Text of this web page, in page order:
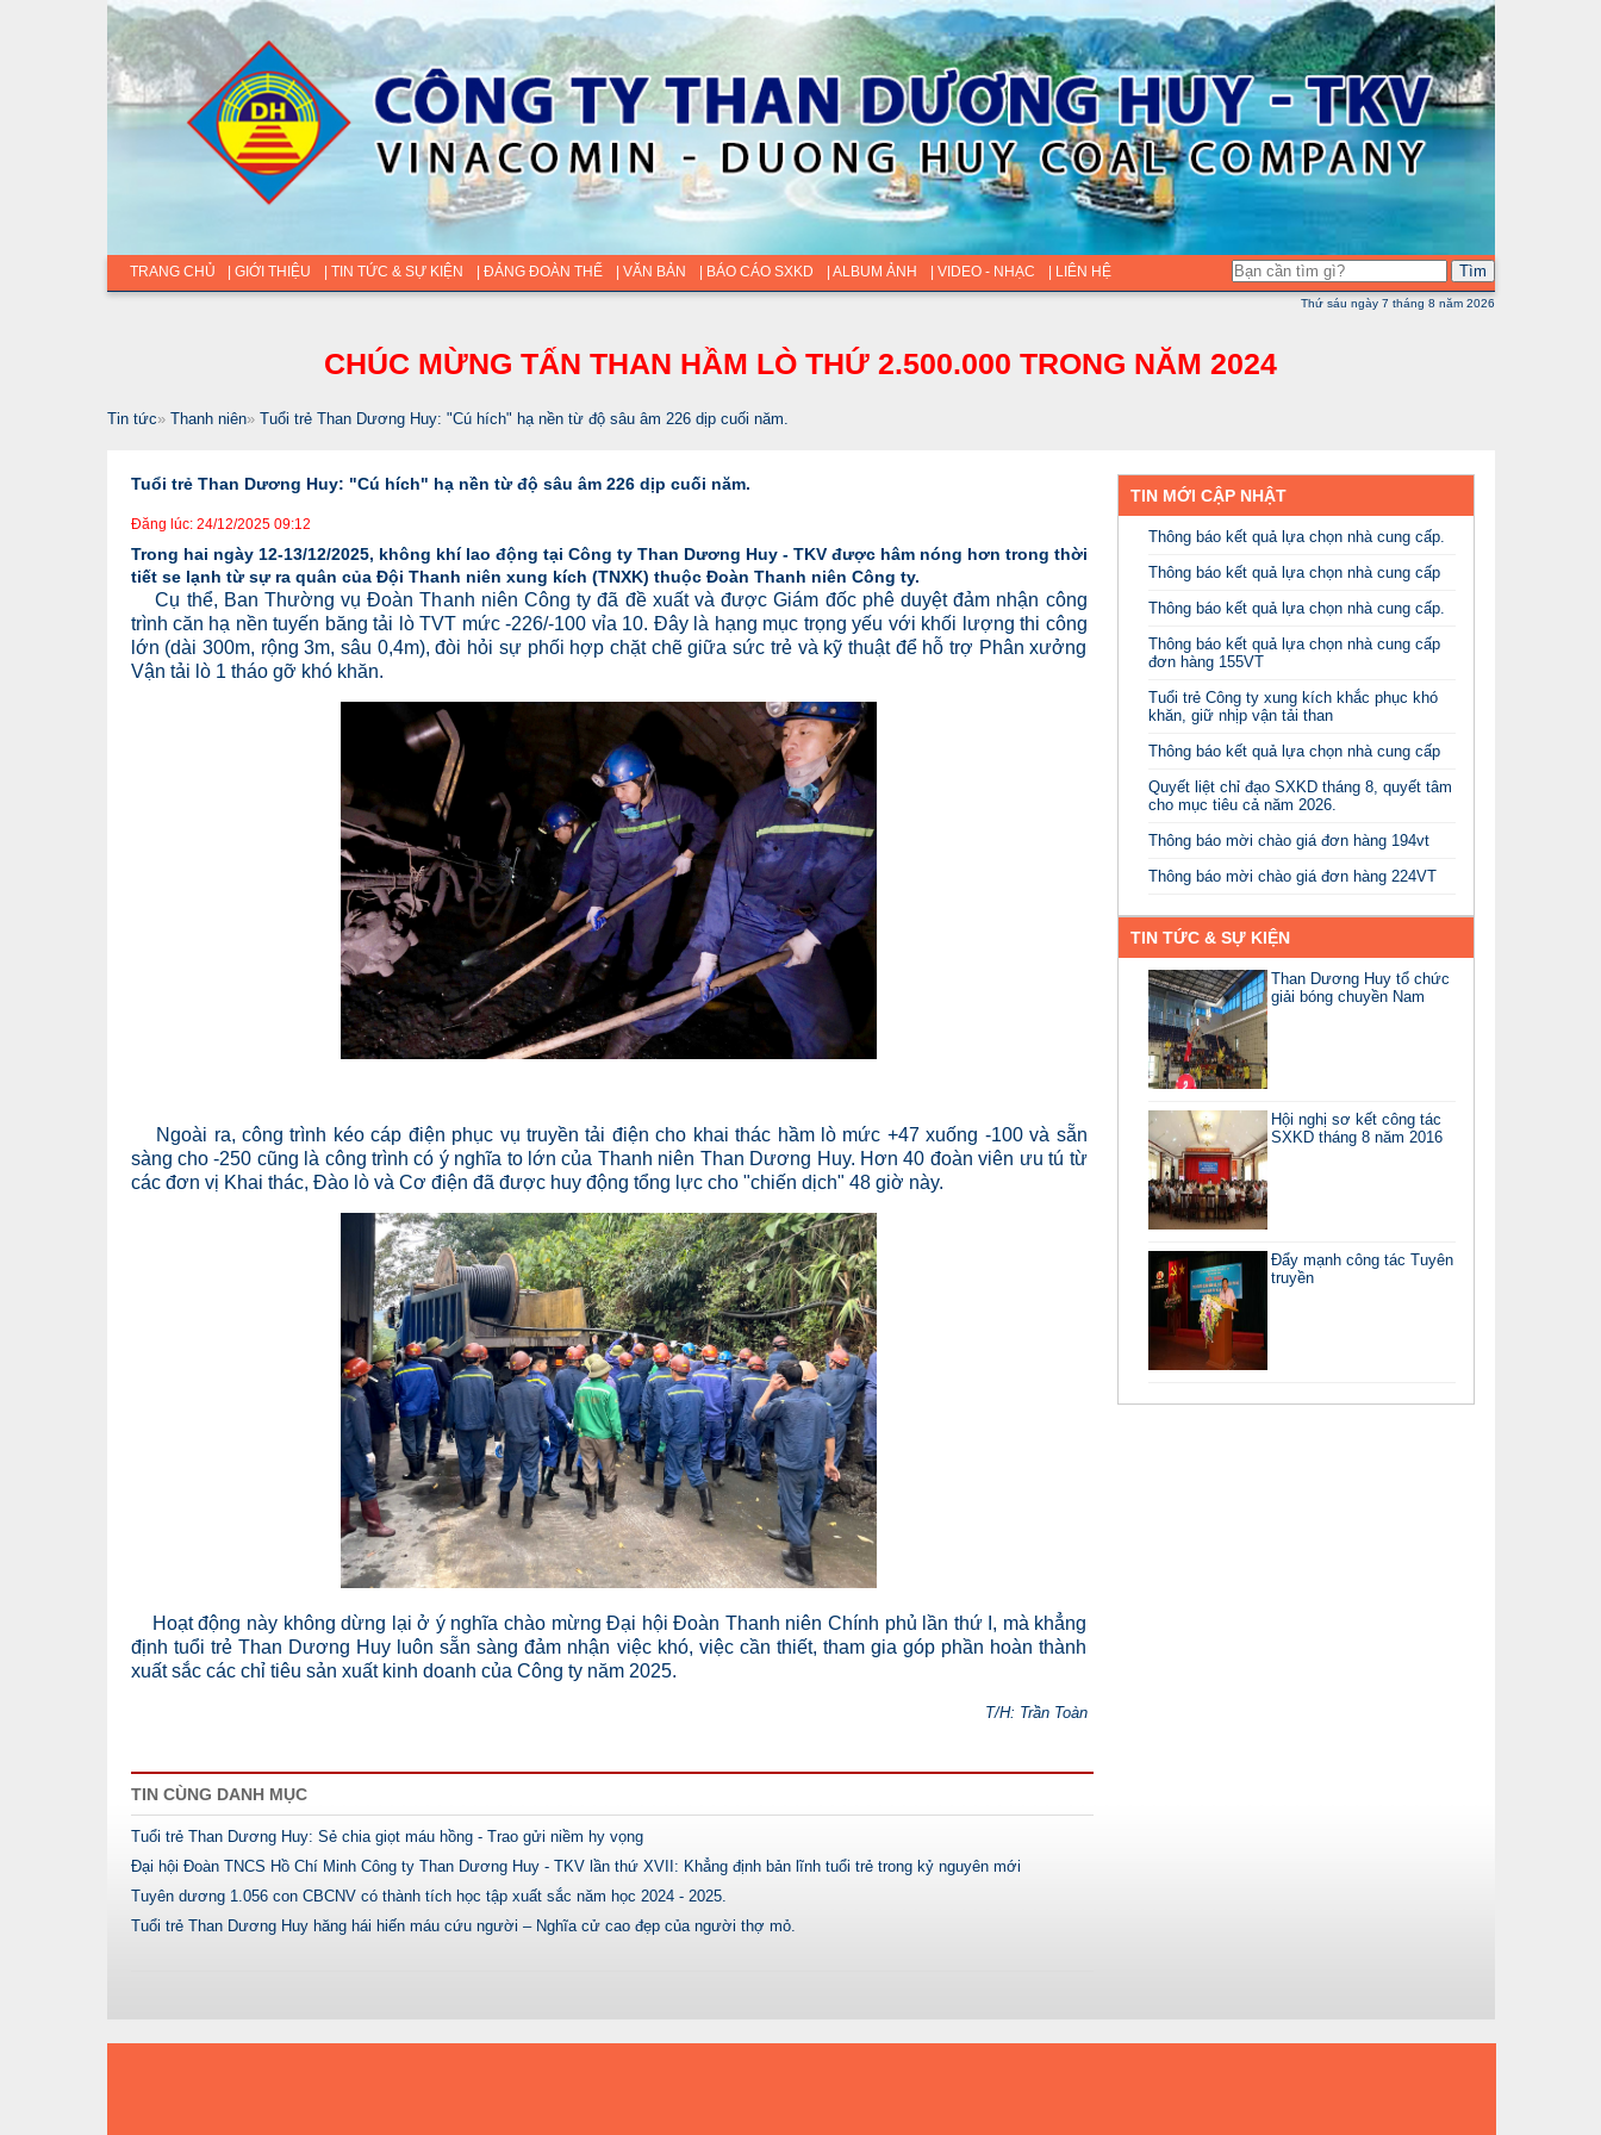
TRANG CHỦ | GIỚI THIỆU | TIN TỨC & SỰ KIỆN | ĐẢNG ĐOÀN THỂ | VĂN BẢN | BÁO CÁO SXKD | ALBUM ẢNH | VIDEO - NHẠC | LIÊN HỆ Tìm
Thứ sáu ngày 7 tháng 8 năm 2026
CHÚC MỪNG TẤN THAN HẦM LÒ THỨ 2.500.000 TRONG NĂM 2024
Tin tức» Thanh niên» Tuổi trẻ Than Dương Huy: "Cú hích" hạ nền từ độ sâu âm 226 dịp cuối năm.
Tuổi trẻ Than Dương Huy: "Cú hích" hạ nền từ độ sâu âm 226 dịp cuối năm.
Đăng lúc: 24/12/2025 09:12
Trong hai ngày 12-13/12/2025, không khí lao động tại Công ty Than Dương Huy - TKV được hâm nóng hơn trong thời
tiết se lạnh từ sự ra quân của Đội Thanh niên xung kích (TNXK) thuộc Đoàn Thanh niên Công ty.
Cụ thể, Ban Thường vụ Đoàn Thanh niên Công ty đã đề xuất và được Giám đốc phê duyệt đảm nhận công
trình căn hạ nền tuyến băng tải lò TVT mức -226/-100 vỉa 10. Đây là hạng mục trọng yếu với khối lượng thi công
lớn (dài 300m, rộng 3m, sâu 0,4m), đòi hỏi sự phối hợp chặt chẽ giữa sức trẻ và kỹ thuật để hỗ trợ Phân xưởng
Vận tải lò 1 tháo gỡ khó khăn.
Ngoài ra, công trình kéo cáp điện phục vụ truyền tải điện cho khai thác hầm lò mức +47 xuống -100 và sẵn
sàng cho -250 cũng là công trình có ý nghĩa to lớn của Thanh niên Than Dương Huy. Hơn 40 đoàn viên ưu tú từ
các đơn vị Khai thác, Đào lò và Cơ điện đã được huy động tổng lực cho "chiến dịch" 48 giờ này.
Hoạt động này không dừng lại ở ý nghĩa chào mừng Đại hội Đoàn Thanh niên Chính phủ lần thứ I, mà khẳng
định tuổi trẻ Than Dương Huy luôn sẵn sàng đảm nhận việc khó, việc cần thiết, tham gia góp phần hoàn thành
xuất sắc các chỉ tiêu sản xuất kinh doanh của Công ty năm 2025.
T/H: Trần Toàn
TIN CÙNG DANH MỤC
Tuổi trẻ Than Dương Huy: Sẻ chia giọt máu hồng - Trao gửi niềm hy vọng
Đại hội Đoàn TNCS Hồ Chí Minh Công ty Than Dương Huy - TKV lần thứ XVII: Khẳng định bản lĩnh tuổi trẻ trong kỷ nguyên mới
Tuyên dương 1.056 con CBCNV có thành tích học tập xuất sắc năm học 2024 - 2025.
Tuổi trẻ Than Dương Huy hăng hái hiến máu cứu người – Nghĩa cử cao đẹp của người thợ mỏ.
TIN MỚI CẬP NHẬT
Thông báo kết quả lựa chọn nhà cung cấp.
Thông báo kết quả lựa chọn nhà cung cấp
Thông báo kết quả lựa chọn nhà cung cấp.
Thông báo kết quả lựa chọn nhà cung cấp
đơn hàng 155VT
Tuổi trẻ Công ty xung kích khắc phục khó
khăn, giữ nhịp vận tải than
Thông báo kết quả lựa chọn nhà cung cấp
Quyết liệt chỉ đạo SXKD tháng 8, quyết tâm
cho mục tiêu cả năm 2026.
Thông báo mời chào giá đơn hàng 194vt
Thông báo mời chào giá đơn hàng 224VT
TIN TỨC & SỰ KIỆN
Than Dương Huy tổ chức
giải bóng chuyền Nam
Hội nghị sơ kết công tác
SXKD tháng 8 năm 2016
Đẩy mạnh công tác Tuyên
truyền